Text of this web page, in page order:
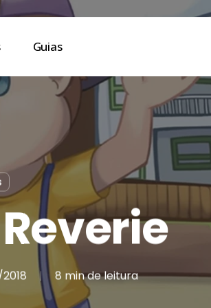
Guias
8 min de leitura